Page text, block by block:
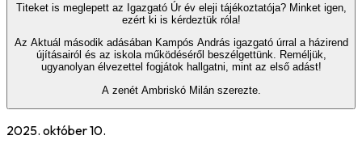
Titeket is meglepett az Igazgató Úr év eleji tájékoztatója? Minket igen,
ezért ki is kérdeztük róla!
Az Aktuál második adásában Kampós András igazgató úrral a házirend
újításairól és az iskola működéséről beszélgettünk. Reméljük,
ugyanolyan élvezettel fogjátok hallgatni, mint az első adást!
A zenét Ambriskó Milán szerezte.
2025. október 10.